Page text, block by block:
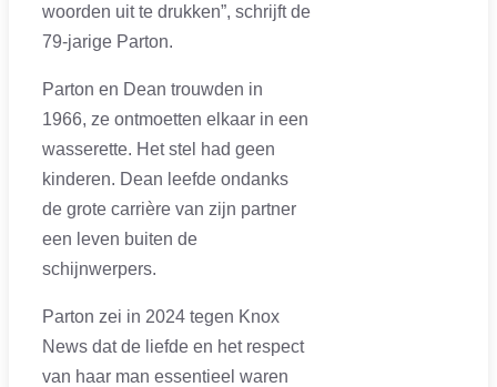
woorden uit te drukken”, schrijft de
79-jarige Parton.
Parton en Dean trouwden in
1966, ze ontmoetten elkaar in een
wasserette. Het stel had geen
kinderen. Dean leefde ondanks
de grote carrière van zijn partner
een leven buiten de
schijnwerpers.
Parton zei in 2024 tegen Knox
News dat de liefde en het respect
van haar man essentieel waren